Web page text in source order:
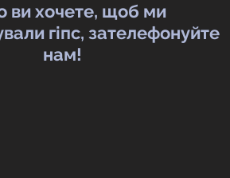
ви хочете, щоб ми
гіпс, зателефонуйте
нам!